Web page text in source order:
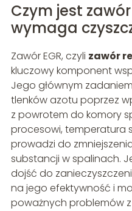
Czym jest
wymaga
Zawór EGR, czyli zawór
kluczowy komponent
Jego głównym
tlenków azotu poprzez
z powrotem do komory
procesowi, temperatura
prowadzi do
substancji w spalinach.
dojść do
na jego efektywność i
poważnych problemów z